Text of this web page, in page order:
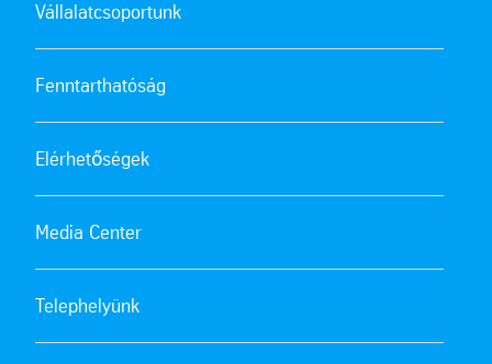
Vállalatcsoportunk
Fenntarthatóság
Elérhetőségek
Media Center
Telephelyünk